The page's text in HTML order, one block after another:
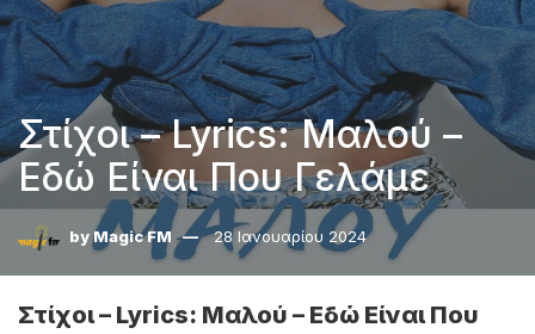
Στίχοι – Lyrics: Μαλού –
Εδώ Είναι Που Γελάμε
byMagic FM 28 Ιανουαρίου 2024
Στίχοι – Lyrics: Μαλού – Εδώ Είναι Που